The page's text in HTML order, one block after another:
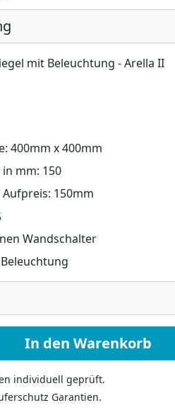
mit Beleuchtung - Arella II
400mm x 400mm
mm: 150
150mm
Wandschalter
mit Beleuchtung - Arella II
In den Warenkorb
individuell geprüft.
Garantien.